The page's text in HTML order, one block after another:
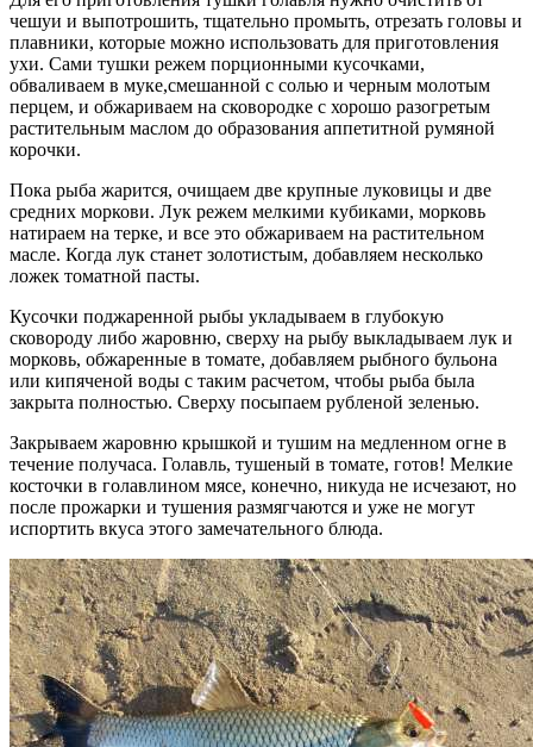
чешуи и выпотрошить, тщательно промыть, отрезать головы и
плавники, которые можно использовать для приготовления
ухи. Сами тушки режем порционными кусочками,
обваливаем в муке,смешанной с солью и черным молотым
перцем, и обжариваем на сковородке с хорошо разогретым
растительным маслом до образования аппетитной румяной
корочки.
Пока рыба жарится, очищаем две крупные луковицы и две
средних моркови. Лук режем мелкими кубиками, морковь
натираем на терке, и все это обжариваем на растительном
масле. Когда лук станет золотистым, добавляем несколько
ложек томатной пасты.
Кусочки поджаренной рыбы укладываем в глубокую
сковороду либо жаровню, сверху на рыбу выкладываем лук и
морковь, обжаренные в томате, добавляем рыбного бульона
или кипяченой воды с таким расчетом, чтобы рыба была
закрыта полностью. Сверху посыпаем рубленой зеленью.
Закрываем жаровню крышкой и тушим на медленном огне в
течение получаса. Голавль, тушеный в томате, готов! Мелкие
косточки в голавлином мясе, конечно, никуда не исчезают, но
после прожарки и тушения размягчаются и уже не могут
испортить вкуса этого замечательного блюда.